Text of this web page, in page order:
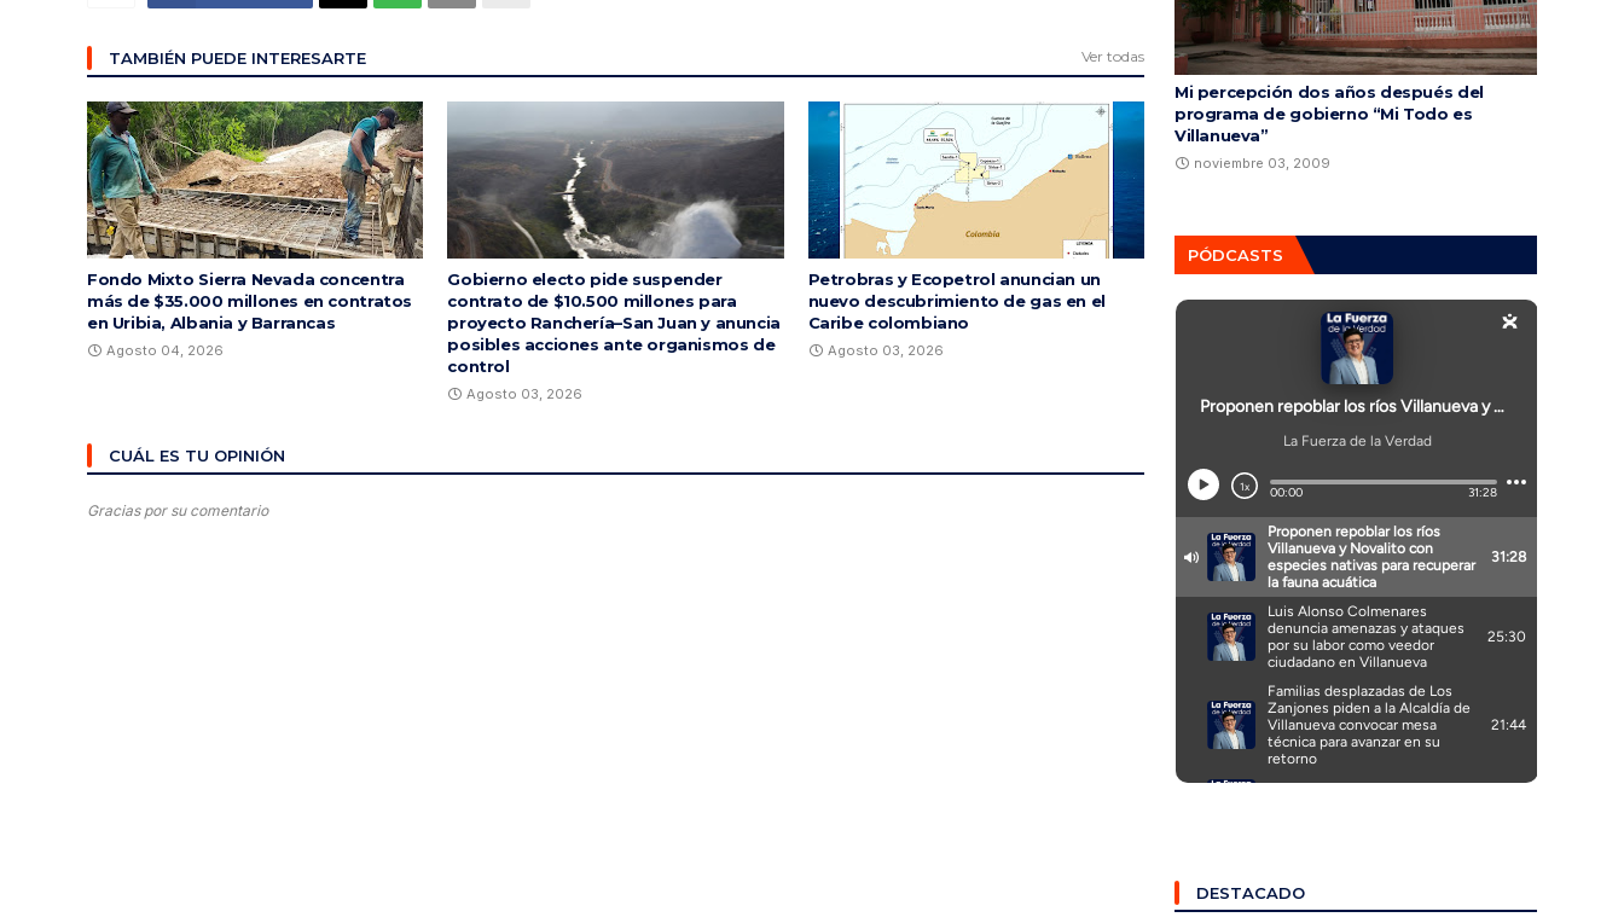
TAMBIÉN PUEDE INTERESARTE Ver todas
Fondo Mixto Sierra Nevada concentra
más de $35.000 millones en contratos
en Uribia, Albania y Barrancas
Agosto 04, 2026
Gobierno electo pide suspender
contrato de $10.500 millones para
proyecto Ranchería–San Juan y anuncia
posibles acciones ante organismos de
control
Agosto 03, 2026
Petrobras y Ecopetrol anuncian un
nuevo descubrimiento de gas en el
Caribe colombiano
Agosto 03, 2026
CUÁL ES TU OPINIÓN
Gracias por su comentario
Mi percepción dos años después del
programa de gobierno “Mi Todo es
Villanueva”
noviembre 03, 2009
PÓDCASTS
DESTACADO